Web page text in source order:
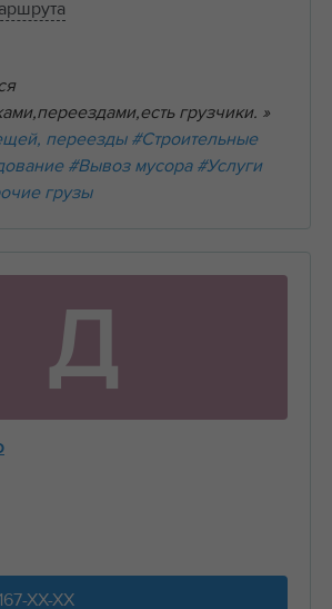
грузчики. »
переезды #Строительные
#Вывоз мусора #Услуги
грузы
Д
XX-XX